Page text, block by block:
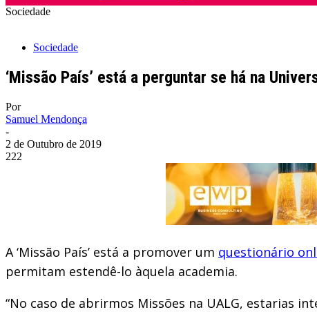
Sociedade
Sociedade
‘Missão País’ está a perguntar se há na
Por
Samuel Mendonça
-
2 de Outubro de 2019
222
A ‘Missão País’ está a promover um questionário
permitam estendê-lo àquela academia.
“No caso de abrirmos Missões na UALG, estarias